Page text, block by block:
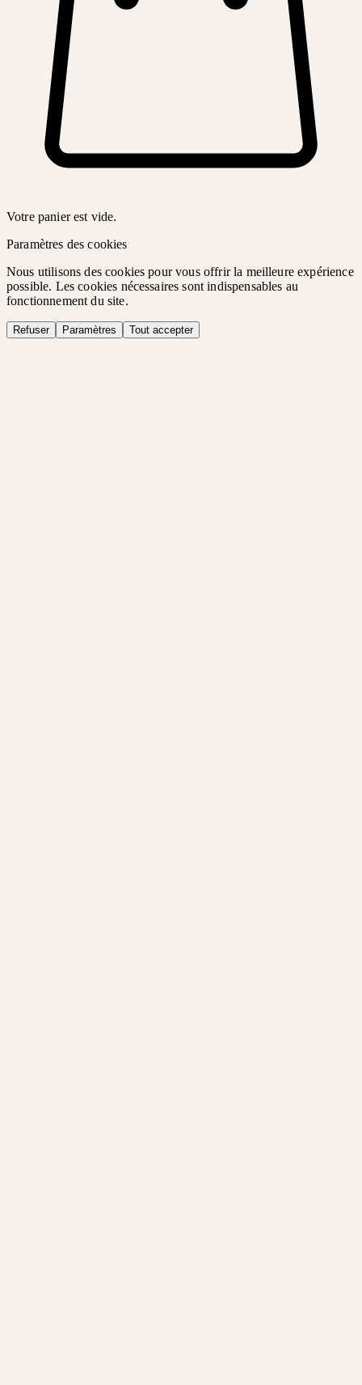
Votre panier est vide.
Paramètres des cookies
Nous utilisons des cookies pour vous offrir la meilleure expérience
possible. Les cookies nécessaires sont indispensables au
fonctionnement du site.
Refuser Paramètres Tout accepter